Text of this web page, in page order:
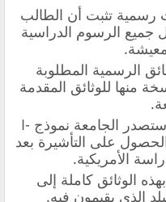
تثبت أن الطالب
جميع الرسوم الدراسية
الرسمية المطلوبة
منها للوثائق المقدمة
بمجرد اكتمال المستندات ستصدر الجامعة نموذج I-
على التأشيرة بعد
الأمريكية.
الوثائق كاملة إلى
الذي يقيمون فيه.